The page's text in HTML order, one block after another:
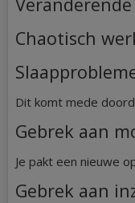
Chaotisch
Dit komt mede
Gebrek aan
Je pakt een nieuwe
Gebrek aan